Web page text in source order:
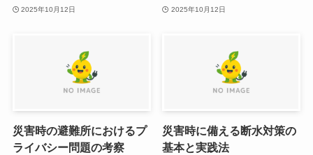
2025年10月12日 2025年10月12日
災害時の避難所におけるプ
ライバシー問題の考察
災害時に備える断水対策の
基本と実践法